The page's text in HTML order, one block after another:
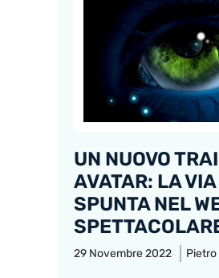
UN NUOVO
AVATAR: LA VIA
SPUNTA NEL
29 Novembre 2022